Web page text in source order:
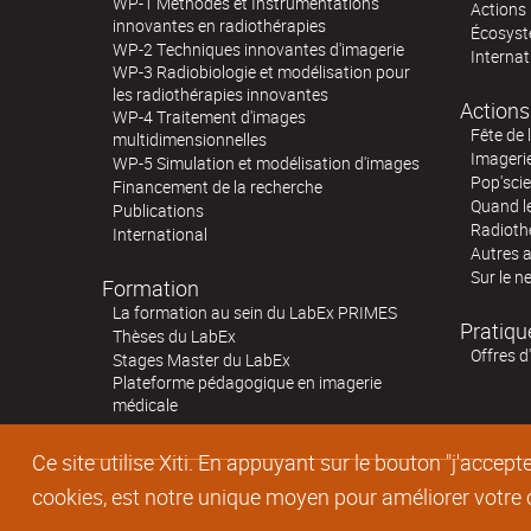
Ce site utilise Xiti. En appuyant sur le bouton
cookies, est notre unique moyen pour améliorer votre
innovantes en radiothérapies
WP-2 Techniques innovantes d'imagerie
WP-3 Radiobiologie et modélisation pour
les radiothérapies innovantes
WP-4 Traitement d'images
multidimensionnelles
WP-5 Simulation et modélisation d'images
Financement de la recherche
Publications
International
Formation
La formation au sein du LabEx PRIMES
Thèses du LabEx
Stages Master du LabEx
Plateforme pédagogique en imagerie
médicale
Actions
Fête de
Quand
Autres
Sur le
Offres